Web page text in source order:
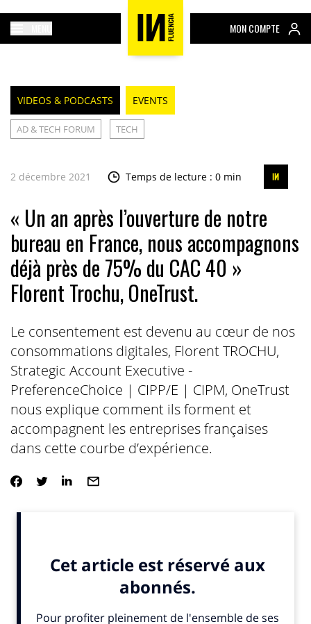
MON COMPTE
VIDEOS & PODCASTS EVENTS
AD & TECH FORUM TECH
2 décembre 2021 Temps de lecture : 0 min
« Un an après l’ouverture de notre
bureau en France, nous accompagnons
déjà près de 75% du CAC 40 »
Florent Trochu, OneTrust.
Le consentement est devenu au cœur de nos
consommations digitales, Florent TROCHU,
Strategic Account Executive -
PreferenceChoice | CIPP/E | CIPM, OneTrust
nous explique comment ils forment et
accompagnent les entreprises françaises
dans cette courbe d’expérience.